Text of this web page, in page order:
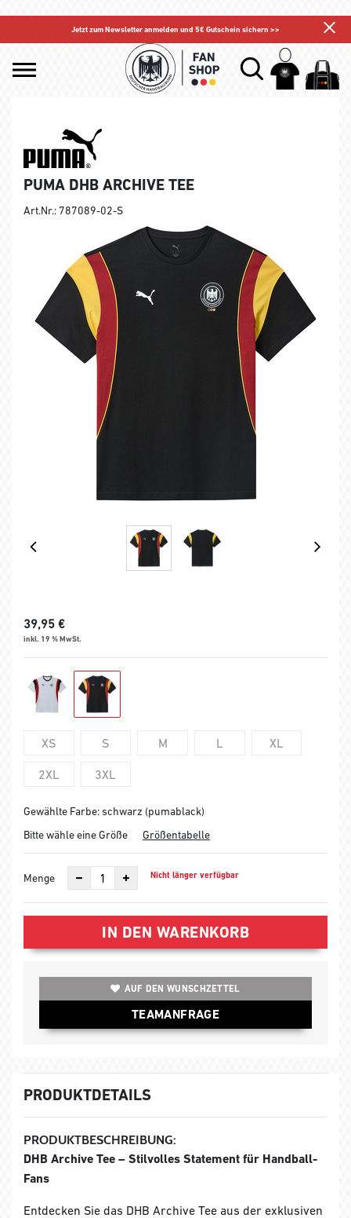
Jetzt zum Newsletter anmelden und 5€ Gutschein sichern >>
PUMA DHB ARCHIVE TEE
Art.Nr.: 787089-02-S
39,95 €
inkl. 19 % MwSt.
XS S M L XL
2XL 3XL
Gewählte Farbe: schwarz (pumablack)
Bitte wähle eine Größe
Größentabelle
Menge Nicht länger verfügbar
IN DEN WARENKORB
AUF DEN WUNSCHZETTEL
TEAMANFRAGE
PRODUKTDETAILS
PRODUKTBESCHREIBUNG:
DHB Archive Tee – Stilvolles Statement für Handball-
Fans
Entdecken Sie das DHB Archive Tee aus der exklusiven